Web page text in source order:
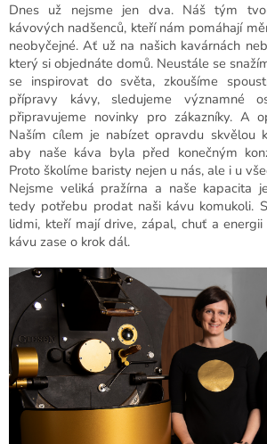
Dnes už nejsme jen dva. Náš tým
kávových nadšenců, kteří nám pomáhají
neobyčejné. Ať už na našich kavárnách
který si objednáte domů. Neustále se
se inspirovat do světa, zkoušíme
přípravy kávy, sledujeme významné
připravujeme novinky pro zákazníky. A
Naším cílem je nabízet opravdu skvělou
aby naše káva byla před konečným
Proto školíme baristy nejen u nás, ale i u
Nejsme veliká pražírna a naše kapacita
tedy potřebu prodat naši kávu komukoli.
lidmi, kteří mají drive, zápal, chuť a
kávu zase o krok dál.